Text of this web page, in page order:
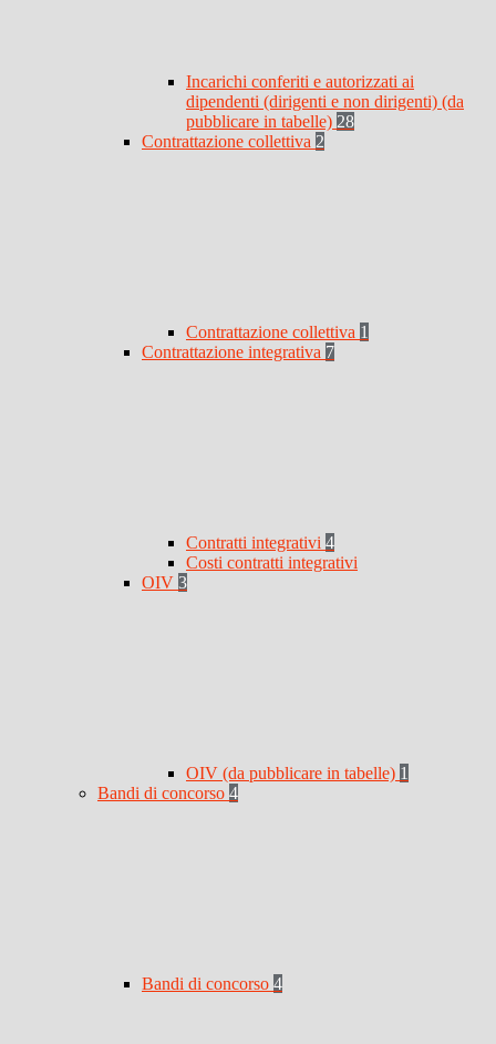
Incarichi conferiti e autorizzati ai
dipendenti (dirigenti e non dirigenti) (da
pubblicare in tabelle) 28
Contrattazione collettiva 2
Contrattazione collettiva 1
Contrattazione integrativa 7
Contratti integrativi 4
Costi contratti integrativi
OIV 3
OIV (da pubblicare in tabelle) 1
Bandi di concorso 4
Bandi di concorso 4